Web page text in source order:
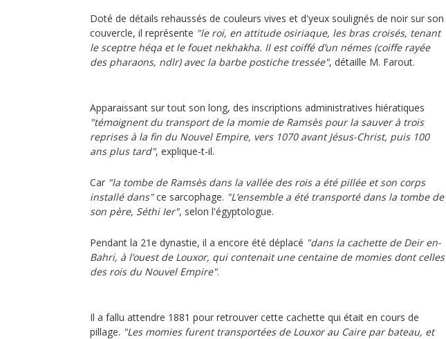
Doté de détails rehaussés de couleurs vives et d'yeux soulignés de noir sur son
couvercle, il représente "le roi, en attitude osiriaque, les bras croisés, tenant
le sceptre héqa et le fouet nekhakha. Il est coiffé d’un némes (coiffe rayée
des pharaons, ndlr) avec la barbe postiche tressée", détaille M. Farout.
Apparaissant sur tout son long, des inscriptions administratives hiératiques
"témoignent du transport de la momie de Ramsès pour la sauver à trois
reprises à la fin du Nouvel Empire, vers 1070 avant Jésus-Christ, puis 100
ans plus tard", explique-t-il.
Car "la tombe de Ramsès dans la vallée des rois a été pillée et son corps
installé dans"ce sarcophage. "L’ensemble a été transporté dans la tombe de
son père, Séthi Ier", selon l'égyptologue.
Pendant la 21e dynastie, il a encore été déplacé "dans la cachette de Deir en-
Bahri, à l’ouest de Louxor, qui contenait une centaine de momies dont celles
des rois du Nouvel Empire".
Il a fallu attendre 1881 pour retrouver cette cachette qui était en cours de
pillage. "Les momies furent transportées de Louxor au Caire par bateau, et